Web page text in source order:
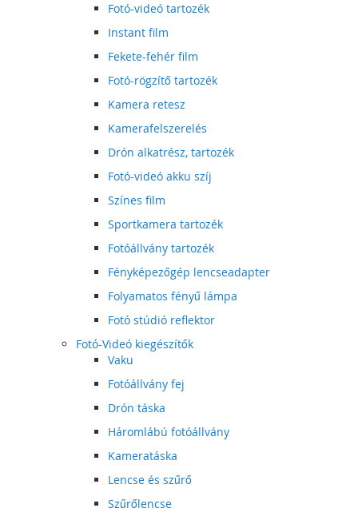
Fotó-videó tartozék
Instant film
Fekete-fehér film
Fotó-rögzítő tartozék
Kamera retesz
Kamerafelszerelés
Drón alkatrész, tartozék
Fotó-videó akku szíj
Színes film
Sportkamera tartozék
Fotóállvány tartozék
Fényképezőgép lencseadapter
Folyamatos fényű lámpa
Fotó stúdió reflektor
Fotó-Videó kiegészítők
Vaku
Fotóállvány fej
Drón táska
Háromlábú fotóállvány
Kameratáska
Lencse és szűrő
Szűrőlencse